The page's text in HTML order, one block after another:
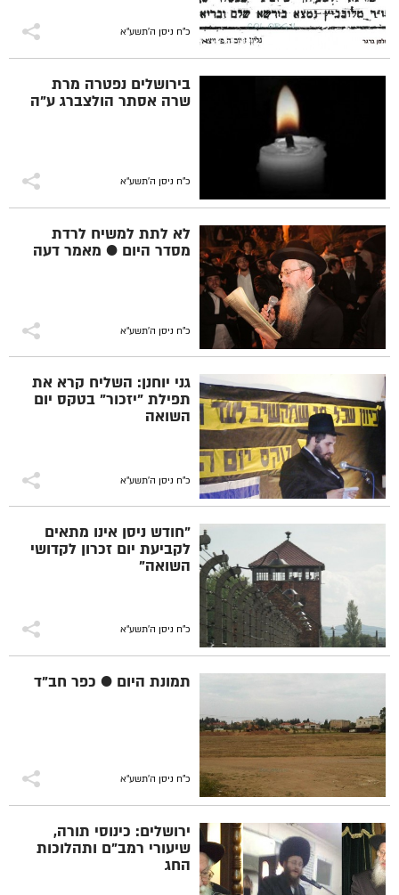
כ"ח ניסן ה׳תשע״א
בירושלים נפטרה מרת
שרה אסתר הולצברג ע"ה
כ"ח ניסן ה׳תשע״א
לא לתת למשיח לרדת
מסדר היום ● מאמר דעה
כ"ח ניסן ה׳תשע״א
גני יוחנן: השליח קרא את
תפילת "יזכור" בטקס יום
השואה
כ"ח ניסן ה׳תשע״א
"חודש ניסן אינו מתאים
לקביעת יום זכרון לקדושי
השואה"
כ"ח ניסן ה׳תשע״א
תמונת היום ● כפר חב"ד
כ"ח ניסן ה׳תשע״א
ירושלים: כינוסי תורה,
שיעורי רמב"ם ותהלוכות
החג